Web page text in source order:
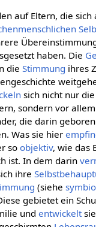
auf Eltern, die sich
haben. Die
die Stimmung ihres
sich nicht nur
sondern vor
die darin
Was sie hier
soobjektiv, wie das
ist. In dem darin
ihre
(siehe
gebietet ein
und entwickelt